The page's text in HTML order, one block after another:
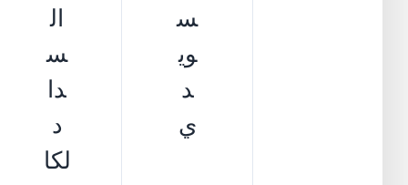
س
وي
د
ي
ال
س
دا
د
لكا